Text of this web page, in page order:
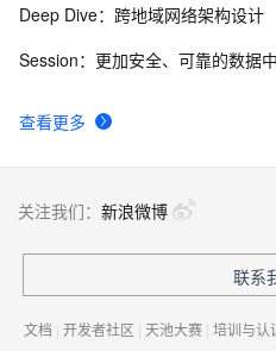
查看更多
Deep Dive：跨地域网络架构设计
Session：更加安全、可靠的数据
关注我们： 新浪微博
联系
文档 | 开发者社区 | 天池大赛 | 培训与认